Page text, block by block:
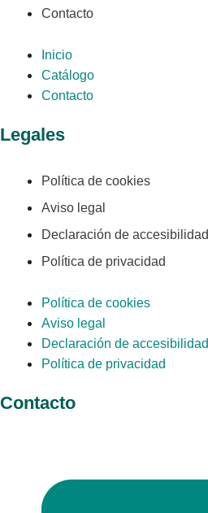
Contacto
Inicio
Catálogo
Contacto
Legales
Política de cookies
Aviso legal
Declaración de accesibilidad
Política de privacidad
Política de cookies
Aviso legal
Declaración de accesibilidad
Política de privacidad
Contacto